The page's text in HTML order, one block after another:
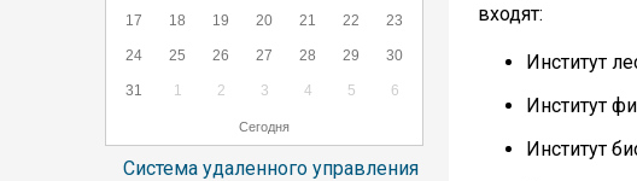
17 18 19 20 21 22 23
24 25 26 27 28 29 30
31 1 2 3 4 5 6
Сегодня
Система удаленного управления
входят:
Институт
Институт
Институт